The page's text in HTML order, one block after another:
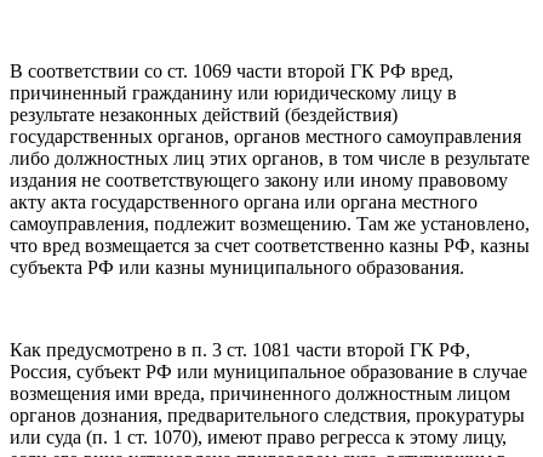
В соответствии со ст. 1069 части второй ГК РФ вред,
причиненный гражданину или юридическому лицу в
результате незаконных действий (бездействия)
государственных органов, органов местного самоуправления
либо должностных лиц этих органов, в том числе в результате
издания не соответствующего закону или иному правовому
акту акта государственного органа или органа местного
самоуправления, подлежит возмещению. Там же установлено,
что вред возмещается за счет соответственно казны РФ, казны
субъекта РФ или казны муниципального образования.
Как предусмотрено в п. 3 ст. 1081 части второй ГК РФ,
Россия, субъект РФ или муниципальное образование в случае
возмещения ими вреда, причиненного должностным лицом
органов дознания, предварительного следствия, прокуратуры
или суда (п. 1 ст. 1070), имеют право регресса к этому лицу,